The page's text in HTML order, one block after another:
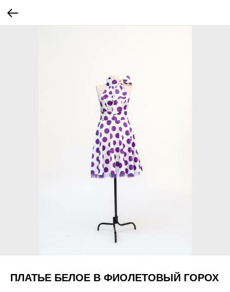
ПЛАТЬЕ БЕЛОЕ В ФИОЛЕТОВЫЙ ГОРОХ